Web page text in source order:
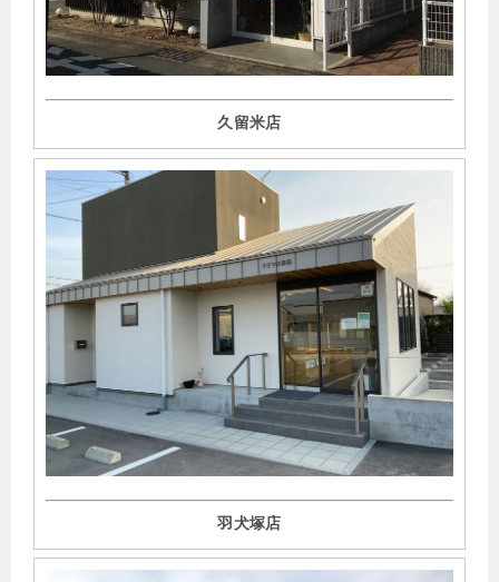
▶︎2021年12月1日
日経ドラッグインフォメーションプレミアム／薬の相互作
▶︎2021年11月21日
ファルマスタッフにて、「かかりつけ薬剤師って何をする
の？仕事内容や要件、求められる役割を解説」の記事監修
▶︎2021年10月9日~10日
第31回日本医療薬学会年会 一般演題（ポスター）にて、
「薬局薬剤師による薬剤誘発性錐体外路症状の早期介入事
例」を発表しました。
▶︎2021年10月28日
ファルマスタッフにて、「重要性を増す薬局での24時間対
応。課題や転職する際の注意点を解説」の記事監修を行い
久留米店
羽犬塚店